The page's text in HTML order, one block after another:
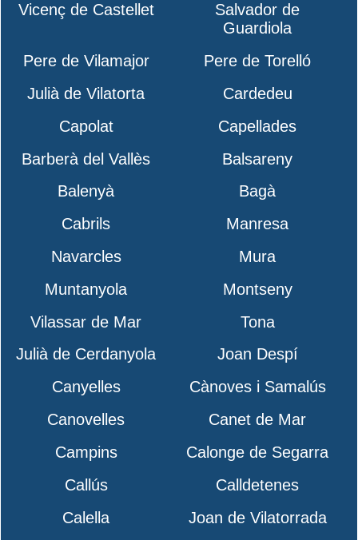
Vicenç de Castellet
Salvador de
Guardiola
Pere de Vilamajor
Pere de Torelló
Julià de Vilatorta
Cardedeu
Capolat
Capellades
Barberà del Vallès
Balsareny
Balenyà
Bagà
Cabrils
Manresa
Navarcles
Mura
Muntanyola
Montseny
Vilassar de Mar
Tona
Julià de Cerdanyola
Joan Despí
Canyelles
Cànoves i Samalús
Canovelles
Canet de Mar
Campins
Calonge de Segarra
Callús
Calldetenes
Calella
Joan de Vilatorrada